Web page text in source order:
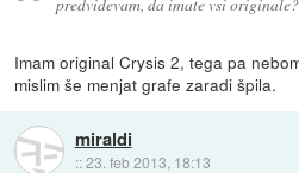
Imam original Crysis 2, tega pa
mislim še menjat grafe zaradi špila.
miraldi
::23. feb 2013, 18:13